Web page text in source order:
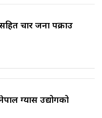
चार जना पक्राउ
नेपाल ग्यास उद्योगको